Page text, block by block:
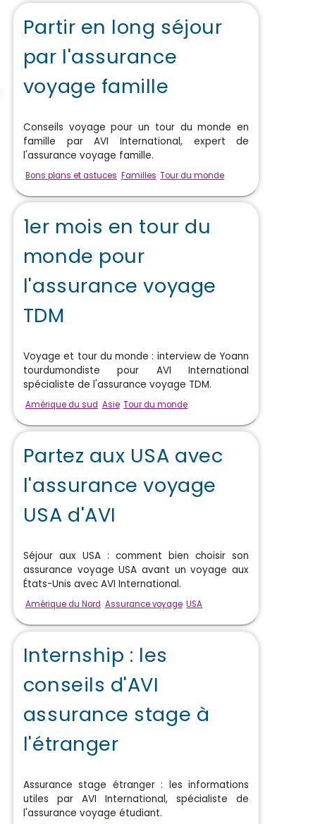
Partir en long séjour
par l'assurance
voyage famille
Conseils voyage pour un tour du monde en
famille par AVI International, expert de
l'assurance voyage famille.
Bons plans et astuces Familles Tour du monde
1er mois en tour du
monde pour
l'assurance voyage
TDM
Voyage et tour du monde : interview de Yoann
tourdumondiste pour AVI International
spécialiste de l'assurance voyage TDM.
Amérique du sud Asie Tour du monde
Partez aux USA avec
l'assurance voyage
USA d'AVI
Séjour aux USA : comment bien choisir son
assurance voyage USA avant un voyage aux
États-Unis avec AVI International.
Amérique du Nord Assurance voyage USA
Internship : les
conseils d'AVI
assurance stage à
l'étranger
Assurance stage étranger : les informations
utiles par AVI International, spécialiste de
l'assurance voyage étudiant.